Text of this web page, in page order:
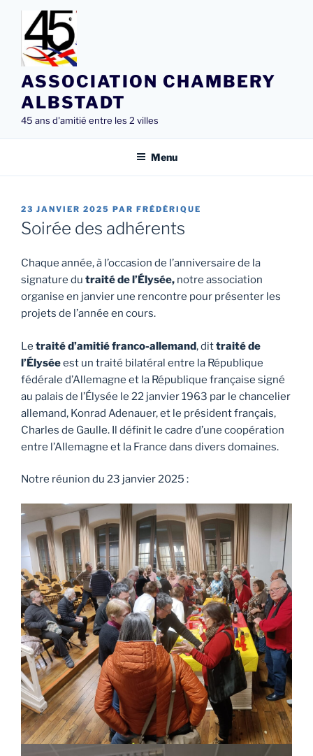
Aller
contenu
principal
ASSOCIATION CHAMBERY
ALBSTADT
45 ans d'amitié entre les 2 villes
Menu
PUBLIÉ
LE
23 JANVIER 2025 PAR FRÉDÉRIQUE
Soirée des adhérents
Chaque année, à l’occasion de l’anniversaire de la
signature du traité de l’Élysée, notre association
organise en janvier une rencontre pour présenter les
projets de l’année en cours.
Le traité d’amitié franco-allemand, dittraité de
l’Élyséeest un traité bilatéral entre la République
fédérale d’Allemagne et la République française signé
au palais de l’Élysée le 22 janvier 1963 par le chancelier
allemand, Konrad Adenauer, et le président français,
Charles de Gaulle. Il définit le cadre d’une coopération
entre l’Allemagne et la France dans divers domaines.
Notre réunion du 23 janvier 2025 :